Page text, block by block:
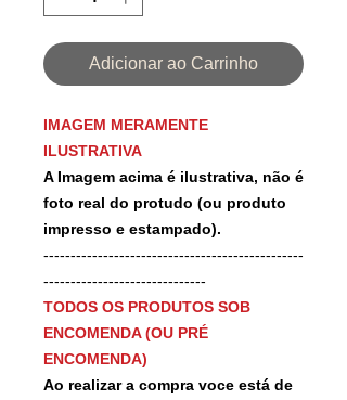
Adicionar ao Carrinho
IMAGEM MERAMENTE
ILUSTRATIVA
A Imagem acima é ilustrativa, não é
foto real do protudo (ou produto
impresso e estampado).
------------------------------------------------
------------------------------
TODOS OS PRODUTOS SOB
ENCOMENDA (OU PRÉ
ENCOMENDA)
Ao realizar a compra voce está de